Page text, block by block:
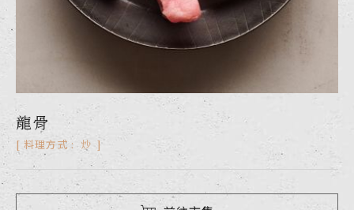
龍骨
料理方式 : 炒
支骨
料理方式 : 炒
軟骨丁
料理方式 : 炒
排骨丁
料理方式 : 炒
肋排
料理方式 : 炒
薄骨嫩肩排
料理方式 : 炒